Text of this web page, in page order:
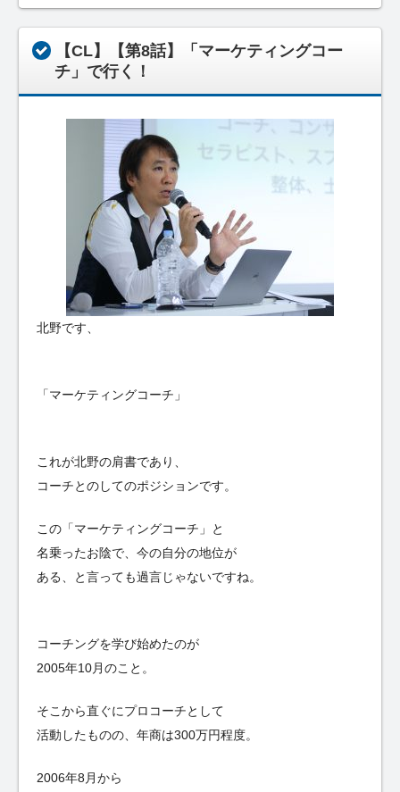
【CL】【第8話】「マーケティングコー
チ」で行く！
北野です、
「マーケティングコーチ」
これが北野の肩書であり、
コーチとのしてのポジションです。
この「マーケティングコーチ」と
名乗ったお陰で、今の自分の地位が
ある、と言っても過言じゃないですね。
コーチングを学び始めたのが
2005年10月のこと。
そこから直ぐにプロコーチとして
活動したものの、年商は300万円程度。
2006年8月から